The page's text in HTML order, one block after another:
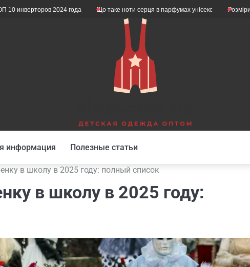
2024 года Що таке ноти серця в парфумах унісекс Розміри дитячого
информация Полезные статьи
в школу в 2025 году: полный список
в школу в 2025 году: